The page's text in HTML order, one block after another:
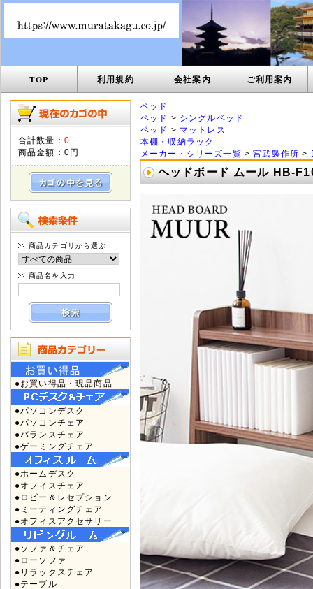
TOP 利用規約 会社案内 ご利用案内
合計数量： 0
商品金額： 0円
商品カテゴリから選ぶ
商品名を入力
●お買い得品・現品商品
●パソコンデスク
●パソコンチェア
●バランスチェア
●ゲーミングチェア
●ホームデスク
●オフィスチェア
●ロビー＆レセプション
●ミーティングチェア
●オフィスアクセサリー
●ソファ＆チェア
●ローソファ
●リラックスチェア
●テーブル
ベッド
ベッド > シングルベッド
ベッド > マットレス
本棚・収納ラック
メーカー・シリーズ一覧 >宮武製作所 >
ヘッドボード ムール HB-